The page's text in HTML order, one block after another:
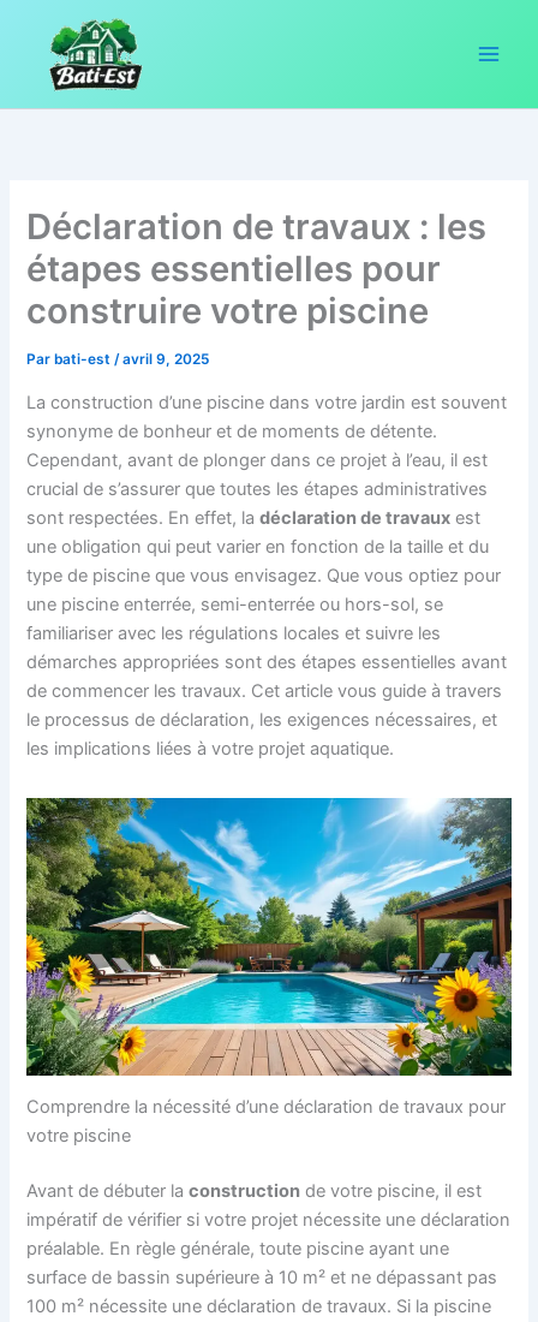
contenu
Déclaration de travaux : les
étapes essentielles pour
construire votre piscine
Par bati-est/avril 9, 2025
La construction d’une piscine dans votre jardin est souvent
synonyme de bonheur et de moments de détente.
Cependant, avant de plonger dans ce projet à l’eau, il est
crucial de s’assurer que toutes les étapes administratives
sont respectées. En effet, ladéclaration de travaux est
une obligation qui peut varier en fonction de la taille et du
type de piscine que vous envisagez. Que vous optiez pour
une piscine enterrée, semi-enterrée ou hors-sol, se
familiariser avec les régulations locales et suivre les
démarches appropriées sont des étapes essentielles avant
de commencer les travaux. Cet article vous guide à travers
le processus de déclaration, les exigences nécessaires, et
les implications liées à votre projet aquatique.
Comprendre la nécessité d’une déclaration de travaux pour
votre piscine
Avant de débuter laconstruction de votre piscine, il est
impératif de vérifier si votre projet nécessite une déclaration
préalable. En règle générale, toute piscine ayant une
surface de bassin supérieure à 10 m² et ne dépassant pas
100 m² nécessite une déclaration de travaux. Si la piscine